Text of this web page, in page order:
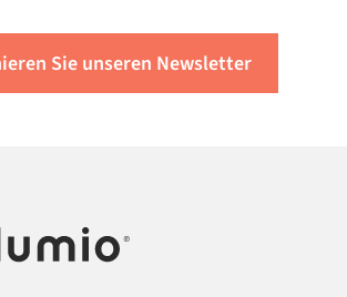
Sie unseren Newsletter